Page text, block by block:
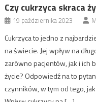
Czy cukrzyca skraca
19 października 2023
Cukrzyca to jedno z
na świecie. Jej wpływ na
zarówno pacjentów, jak i ich
życie? Odpowiedź na to
czynników, w tym od tego,